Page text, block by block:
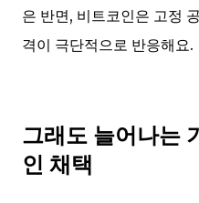
은 반면, 비트코인은 고정
격이 극단적으로 반응해요.
그래도 늘어나는
인 채택